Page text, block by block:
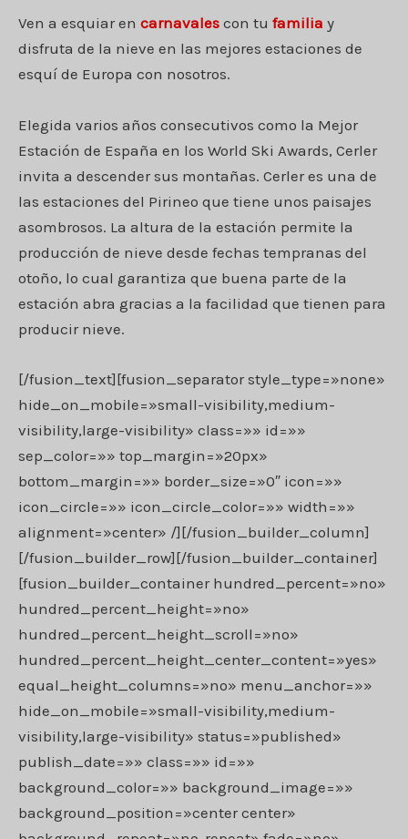
Ven a esquiar en carnavales con tu familia y
disfruta de la nieve en las mejores estaciones de
esquí de Europa con nosotros.
Elegida varios años consecutivos como la Mejor
Estación de España en los World Ski Awards, Cerler
invita a descender sus montañas. Cerler es una de
las estaciones del Pirineo que tiene unos paisajes
asombrosos. La altura de la estación permite la
producción de nieve desde fechas tempranas del
otoño, lo cual garantiza que buena parte de la
estación abra gracias a la facilidad que tienen para
producir nieve.
[/fusion_text][fusion_separator style_type=»none»
hide_on_mobile=»small-visibility,medium-
visibility,large-visibility» class=»» id=»»
sep_color=»» top_margin=»20px»
bottom_margin=»» border_size=»0″ icon=»»
icon_circle=»» icon_circle_color=»» width=»»
alignment=»center» /][/fusion_builder_column]
[/fusion_builder_row][/fusion_builder_container]
[fusion_builder_container hundred_percent=»no»
hundred_percent_height=»no»
hundred_percent_height_scroll=»no»
hundred_percent_height_center_content=»yes»
equal_height_columns=»no» menu_anchor=»»
hide_on_mobile=»small-visibility,medium-
visibility,large-visibility» status=»published»
publish_date=»» class=»» id=»»
background_color=»» background_image=»»
background_position=»center center»